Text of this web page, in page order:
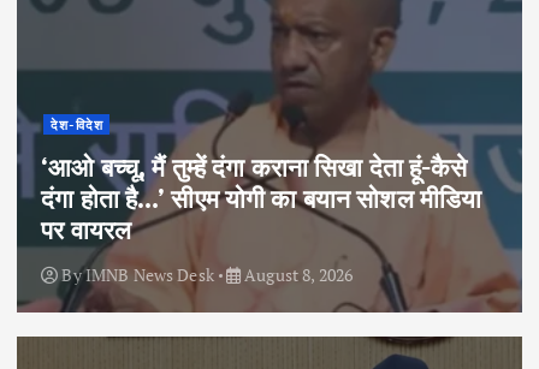
देश-विदेश
‘आओ बच्चू, मैं तुम्हें दंगा कराना सिखा देता हूं-कैसे
दंगा होता है…’ सीएम योगी का बयान सोशल मीडिया
पर वायरल
ByIMNB News Desk August 8, 2026